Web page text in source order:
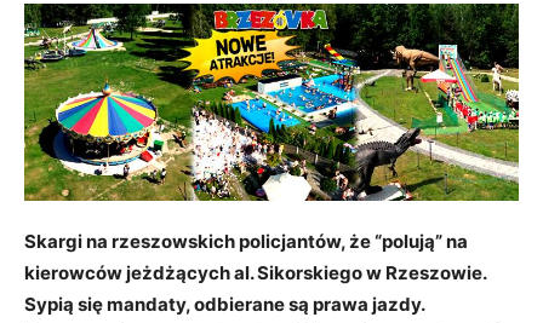
Skargi na rzeszowskich policjantów, że “polują” na
kierowców jeżdżących al. Sikorskiego w Rzeszowie.
Sypią się mandaty, odbierane są prawa jazdy.